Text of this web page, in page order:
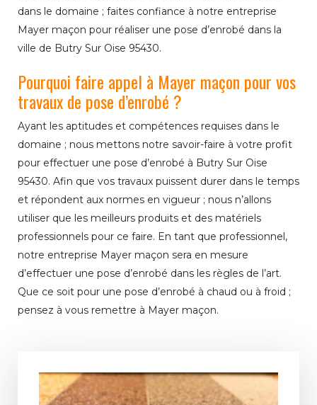
dans le domaine ; faites confiance à notre entreprise
Mayer maçon pour réaliser une pose d’enrobé dans la
ville de Butry Sur Oise 95430.
Pourquoi faire appel à Mayer maçon pour vos
travaux de pose d’enrobé ?
Ayant les aptitudes et compétences requises dans le
domaine ; nous mettons notre savoir-faire à votre profit
pour effectuer une pose d’enrobé à Butry Sur Oise
95430. Afin que vos travaux puissent durer dans le temps
et répondent aux normes en vigueur ; nous n’allons
utiliser que les meilleurs produits et des matériels
professionnels pour ce faire. En tant que professionnel,
notre entreprise Mayer maçon sera en mesure
d’effectuer une pose d’enrobé dans les règles de l’art.
Que ce soit pour une pose d’enrobé à chaud ou à froid ;
pensez à vous remettre à Mayer maçon.